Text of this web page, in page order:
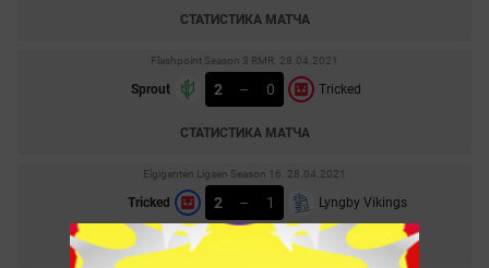
СТАТИСТИКА МАТЧА
Flashpoint Season 3 RMR. 28.04.2021
Sprout 2 – 0 Tricked
СТАТИСТИКА МАТЧА
Elgiganten Ligaen Season 16. 28.04.2021
Tricked 2 – 1 Lyngby Vikings
СТАТИСТИКА МАТЧА